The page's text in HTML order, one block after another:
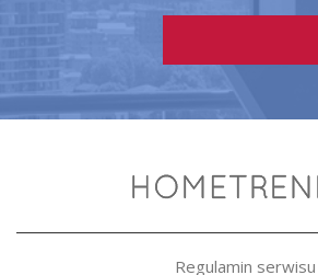
Regulamin serwisu